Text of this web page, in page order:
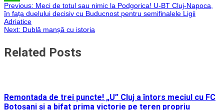
WhatsApp
Navigare
în
articole
Previous: Meci de totul sau nimic la Podgorica! U-BT Cluj-Napoca,
în fața duelului decisiv cu Buducnost pentru semifinalele Ligii
Adriatice
Next: Dublă manșă cu istoria
Related Posts
Remontada de trei puncte! „U” Cluj a întors meciul cu FC
Botoșani și a bifat prima victorie pe teren propriu